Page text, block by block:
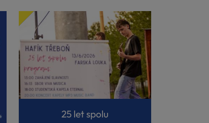
25 let spolu